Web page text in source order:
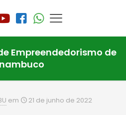
Empreendedorismo de
em 21 de junho de 2022